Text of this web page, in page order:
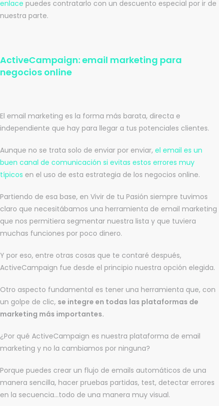
enlace puedes contratarlo con un descuento especial por ir de
nuestra parte.
ActiveCampaign: email marketing para
negocios online
El email marketing es la forma más barata, directa e
independiente que hay para llegar a tus potenciales clientes.
Aunque no se trata solo de enviar por enviar, el email es un
buen canal de comunicación si evitas estos errores muy
típicos en el uso de esta estrategia de los negocios online.
Partiendo de esa base, en Vivir de tu Pasión siempre tuvimos
claro que necesitábamos una herramienta de email marketing
que nos permitiera segmentar nuestra lista y que tuviera
muchas funciones por poco dinero.
Y por eso, entre otras cosas que te contaré después,
ActiveCampaign fue desde el principio nuestra opción elegida.
Otro aspecto fundamental es tener una herramienta que, con
un golpe de clic, se integre en todas las plataformas de
marketing más importantes.
¿Por qué ActiveCampaign es nuestra plataforma de email
marketing y no la cambiamos por ninguna?
Porque puedes crear un flujo de emails automáticos de una
manera sencilla, hacer pruebas partidas, test, detectar errores
en la secuencia…todo de una manera muy visual.